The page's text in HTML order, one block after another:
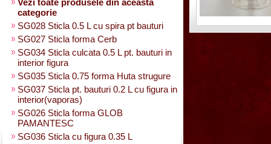
Vezi toate produsele din aceasta
categorie
SG028 Sticla 0.5 L cu spira pt bauturi
SG027 Sticla forma Cerb
SG034 Sticla culcata 0.5 L pt. bauturi in
interior figura
SG035 Sticla 0.75 forma Huta strugure
SG037 Sticla pt. bauturi 0.2 L cu figura in
interior(vaporas)
SG026 Sticla forma GLOB
PAMANTESC
SG036 Sticla cu figura 0.35 L